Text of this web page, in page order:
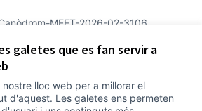
galetes que es fan servir a
lloc web per a millorar el
d'aquest. Les galetes ens permeten
MEET-2026-02-3106
Afegir al calendari